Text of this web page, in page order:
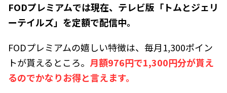
FODプレミアムでは現在、テレビ版「トムとジェリ
ーテイルズ」を定額で配信中。
FODプレミアムの嬉しい特徴は、毎月1,300ポイン
トが貰えるところ。 月額976円で1,300円分が貰え
るのでかなりお得と言えます。